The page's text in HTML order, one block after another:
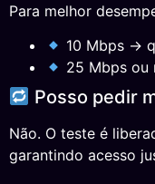
Para melhor
10 Mbps →
25 Mbps ou
Posso pedir
Não. O teste é
garantindo acesso